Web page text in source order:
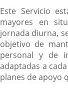
Este Servicio
mayores en
jornada diurna,
objetivo de
personal y de
adaptadas a
planes de apoyo